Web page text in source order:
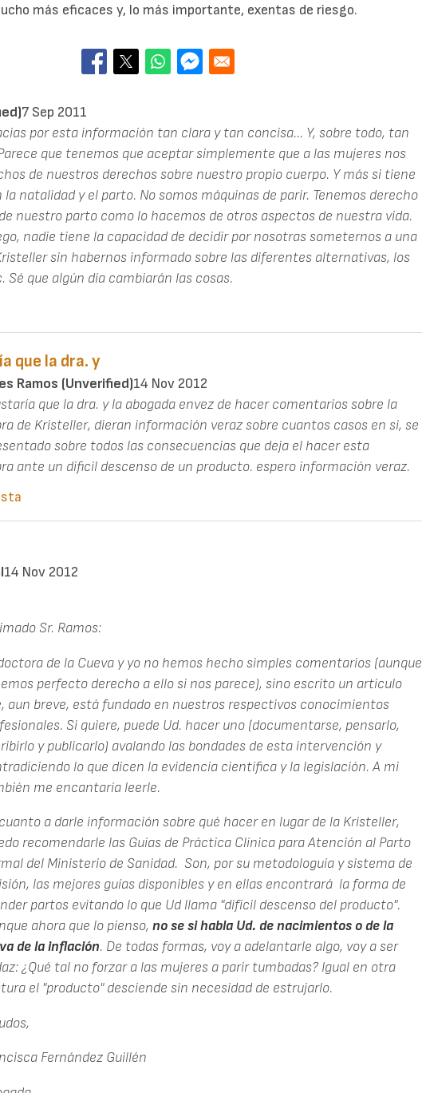
más eficaces y, lo más importante, exentas de riesgo.
7 Sep 2011
por esta información tan clara y tan concisa... Y, sobre todo, tan
que tenemos que aceptar simplemente que a las mujeres nos
de nuestros derechos sobre nuestro propio cuerpo. Y más si tiene
la natalidad y el parto. No somos máquinas de parir. Tenemos derecho
nuestro parto como lo hacemos de otros aspectos de nuestra vida.
nadie tiene la capacidad de decidir por nosotras someternos a una
sin habernos informado sobre las diferentes alternativas, los
Sé que algún día cambiarán las cosas.
que la dra. y
Ramos (unverified)14 Nov 2012
que la dra. y la abogada envez de hacer comentarios sobre la
de Kristeller, dieran información veraz sobre cuantos casos en si, se
sobre todos las consecuencias que deja el hacer esta
ante un dificil descenso de un producto. espero información veraz.
14 Nov 2012
Sr. Ramos:
de la Cueva y yo no hemos hecho simples comentarios (aunque
perfecto derecho a ello si nos parece), sino escrito un artículo
aun breve, está fundado en nuestros respectivos conocimientos
Si quiere, puede Ud. hacer uno (documentarse, pensarlo,
y publicarlo) avalando las bondades de esta intervención y
lo que dicen la evidencia científica y la legislación. A mi
me encantaría leerle.
a darle información sobre qué hacer en lugar de la Kristeller,
recomendarle las Guías de Práctica Clínica para Atención al Parto
del Ministerio de Sanidad. Son, por su metodologuía y sistema de
las mejores guías disponibles y en ellas encontrará la forma de
partos evitando lo que Ud llama "difícil descenso del producto".
ahora que lo pienso, no se si habla Ud. de nacimientos o de la
de la inflación. De todas formas, voy a adelantarle algo, voy a ser
¿Qué tal no forzar a las mujeres a parir tumbadas? Igual en otra
el "producto" desciende sin necesidad de estrujarlo.
Fernández Guillén